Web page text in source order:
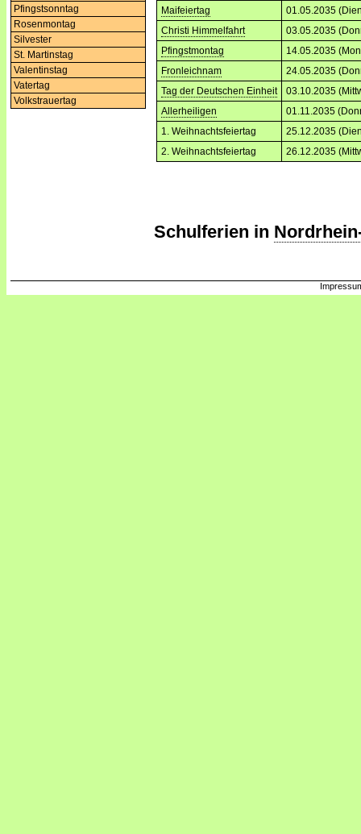
Pfingstsonntag
Rosenmontag
Silvester
St. Martinstag
Valentinstag
Vatertag
Volkstrauertag
Maifeiertag
01.05.2035
Christi Himmelfahrt
03.05.2035
Pfingstmontag
14.05.2035
Fronleichnam
24.05.2035
Tag der Deutschen Einheit
03.10.2035
Allerheiligen
01.11.2035
1. Weihnachtsfeiertag
25.12.2035
2. Weihnachtsfeiertag
26.12.2035
Schulferien in